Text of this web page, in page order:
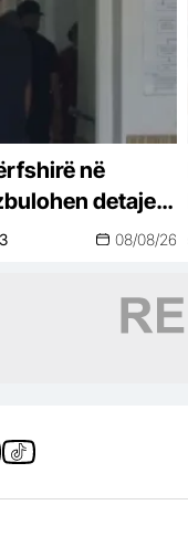
në
detaje
Fierit
08/08/26